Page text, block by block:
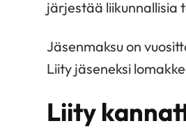
järjestää liikunnallisia
Jäsenmaksu on
Liity jäseneksi
Liity